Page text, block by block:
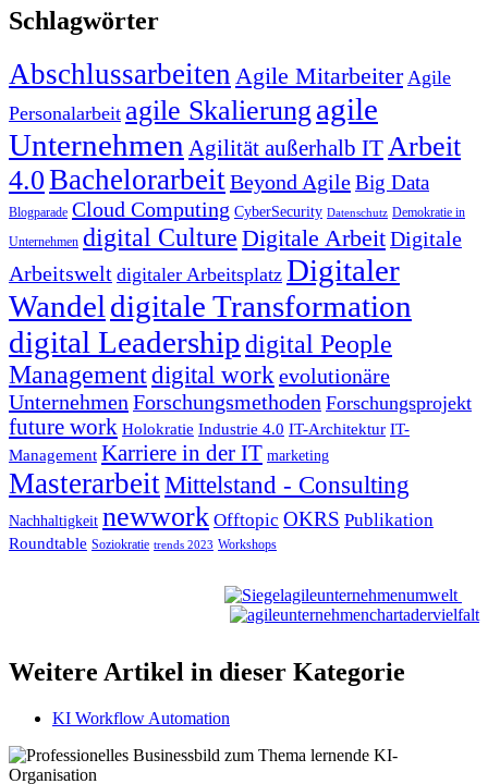
Schlagwörter
Abschlussarbeiten Agile Mitarbeiter Agile
Personalarbeit agile Skalierung agile
Unternehmen Agilität außerhalb ITArbeit
4.0BachelorarbeitBeyond AgileBig Data
Blogparade Cloud Computing CyberSecurity Datenschutz Demokratie in
Unternehmen digital Culture Digitale ArbeitDigitale
Arbeitswelt digitaler Arbeitsplatz Digitaler
Wandel digitale Transformation
digital Leadershipdigital People
Managementdigital workevolutionäre
Unternehmen Forschungsmethoden Forschungsprojekt
future work Holokratie Industrie 4.0 IT-Architektur IT-
Management Karriere in der IT marketing
MasterarbeitMittelstand - Consulting
Nachhaltigkeit newwork Offtopic OKRS Publikation
Roundtable Soziokratie trends 2023 Workshops
Weitere Artikel in dieser Kategorie
KI Workflow Automation